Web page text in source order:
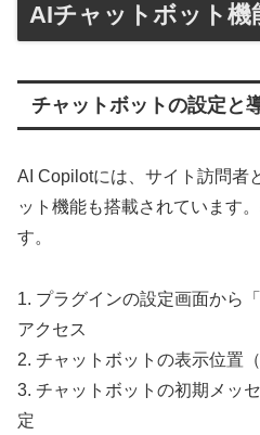
AIチャットボット機
チャットボットの設定と
AI Copilotには、サイト訪問者
ット機能も搭載されています
す。
1. プラグインの設定画面から
アクセス
2. チャットボットの表示位置
3. チャットボットの初期メッ
定